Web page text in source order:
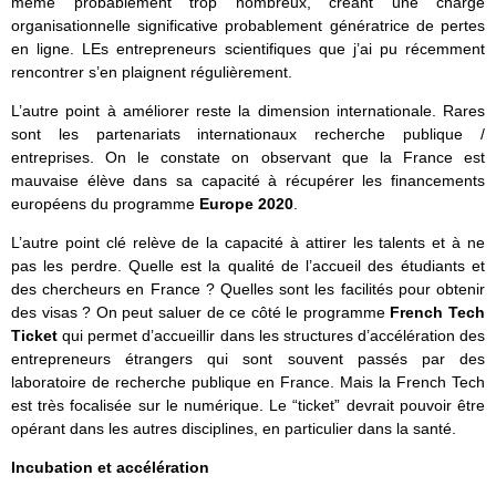
organisationnelle significative probablement génératrice de pertes
en ligne. LEs entrepreneurs scientifiques que j’ai pu récemment
rencontrer s’en plaignent régulièrement.
L’autre point à améliorer reste la dimension internationale. Rares
sont les partenariats internationaux recherche publique /
entreprises. On le constate on observant que la France est
mauvaise élève dans sa capacité à récupérer les financements
européens du programme Europe 2020.
L’autre point clé relève de la capacité à attirer les talents et à ne
pas les perdre. Quelle est la qualité de l’accueil des étudiants et
des chercheurs en France ? Quelles sont les facilités pour obtenir
des visas ? On peut saluer de ce côté le programme French Tech
Ticket qui permet d’accueillir dans les structures d’accélération des
entrepreneurs étrangers qui sont souvent passés par des
laboratoire de recherche publique en France. Mais la French Tech
est très focalisée sur le numérique. Le “ticket” devrait pouvoir être
opérant dans les autres disciplines, en particulier dans la santé.
Incubation et accélération